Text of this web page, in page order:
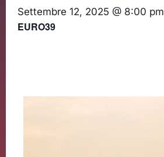
Settembre 12, 2025 @ 8:00 pm
EURO39